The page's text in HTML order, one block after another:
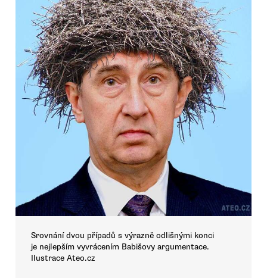
Srovnání dvou případů s výrazně odlišnými konci
je nejlepším vyvrácením Babišovy argumentace.
Ilustrace Ateo.cz